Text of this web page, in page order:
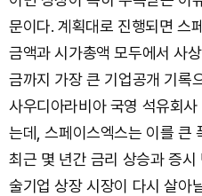
문이다. 계획대로 진행되면 스
금액과 시가총액 모두에서 사
금까지 가장 큰 기업공개 기록
사우디아라비아 국영 석유회
는데, 스페이스엑스는 이를 큰
최근 몇 년간 금리 상승과 증
술기업 상장 시장이 다시 살아